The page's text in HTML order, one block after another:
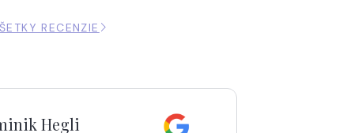
RECENZIE
Hegli